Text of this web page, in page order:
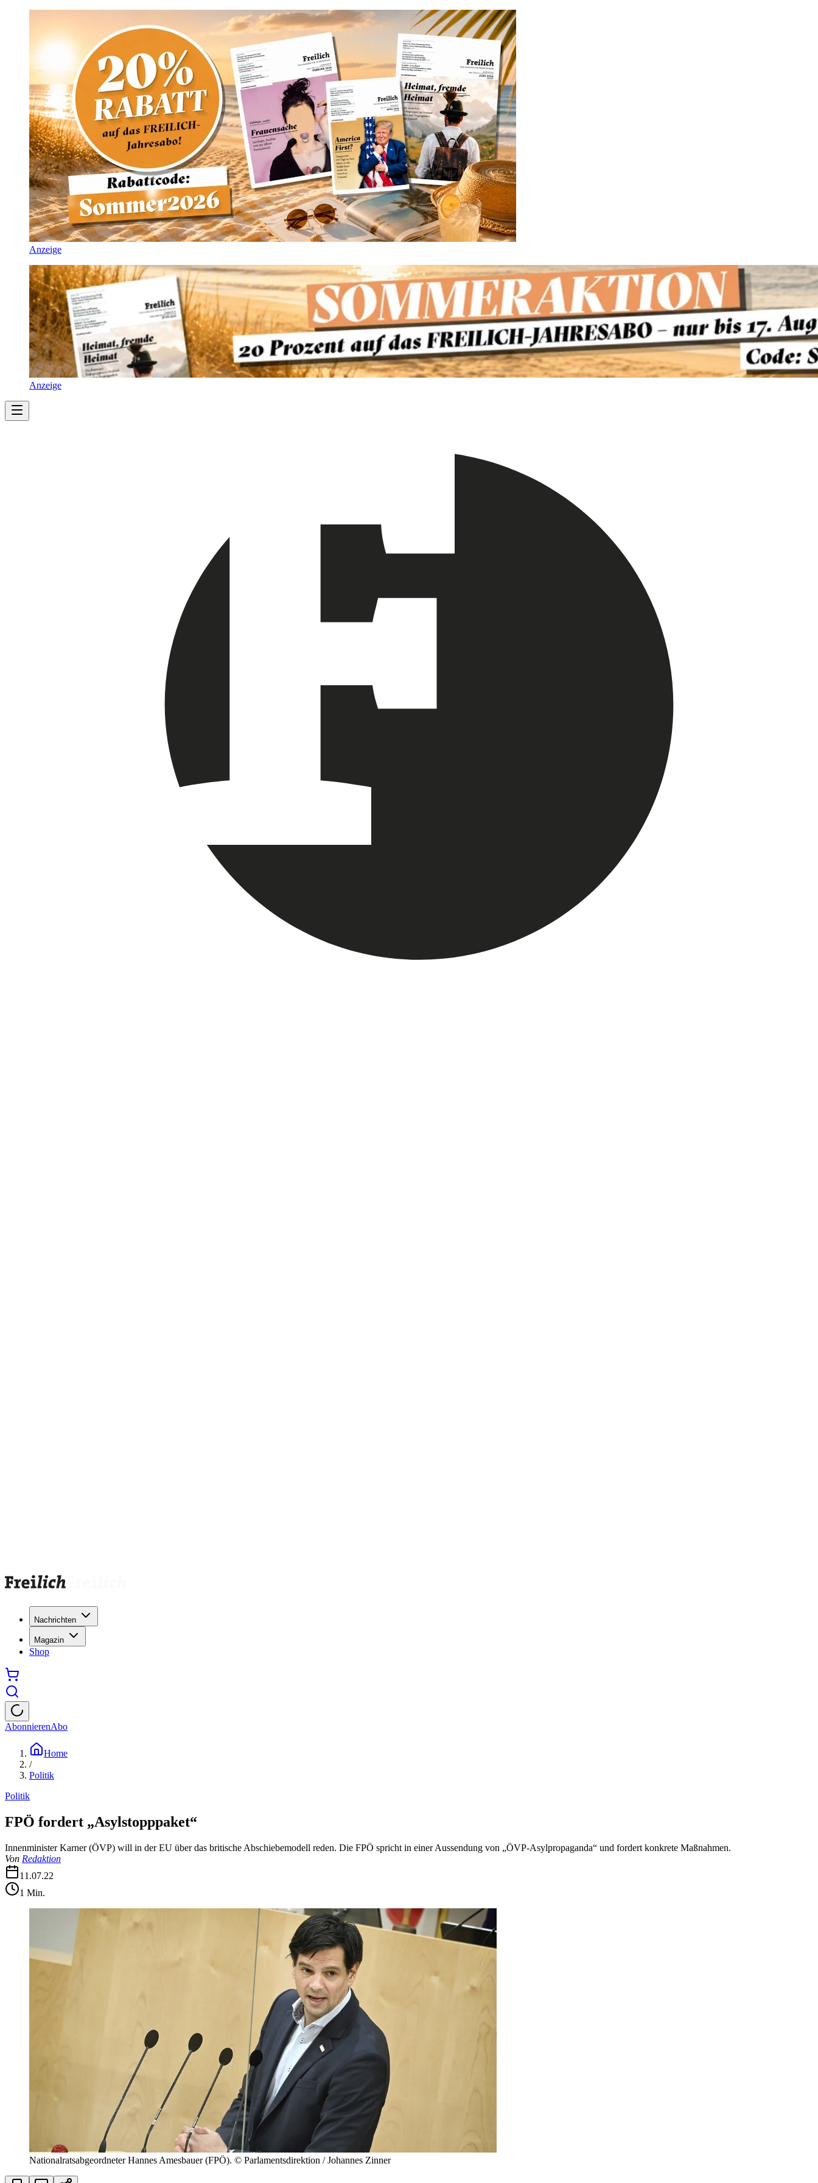
Anzeige
Anzeige
Nachrichten
Magazin
Shop
AbonnierenAbo
Home
/
Politik
Politik
FPÖ fordert „Asylstopppaket“
Innenminister Karner (ÖVP) will in der EU über das britische Abschiebemodell reden. Die FPÖ spricht in einer Aussendung von „ÖVP-Asylpropaganda“ und fordert konkrete Maßnahmen.
Von Redaktion
11.07.22
1 Min.
Nationalratsabgeordneter Hannes Amesbauer (FPÖ). © Parlamentsdirektion / Johannes Zinner